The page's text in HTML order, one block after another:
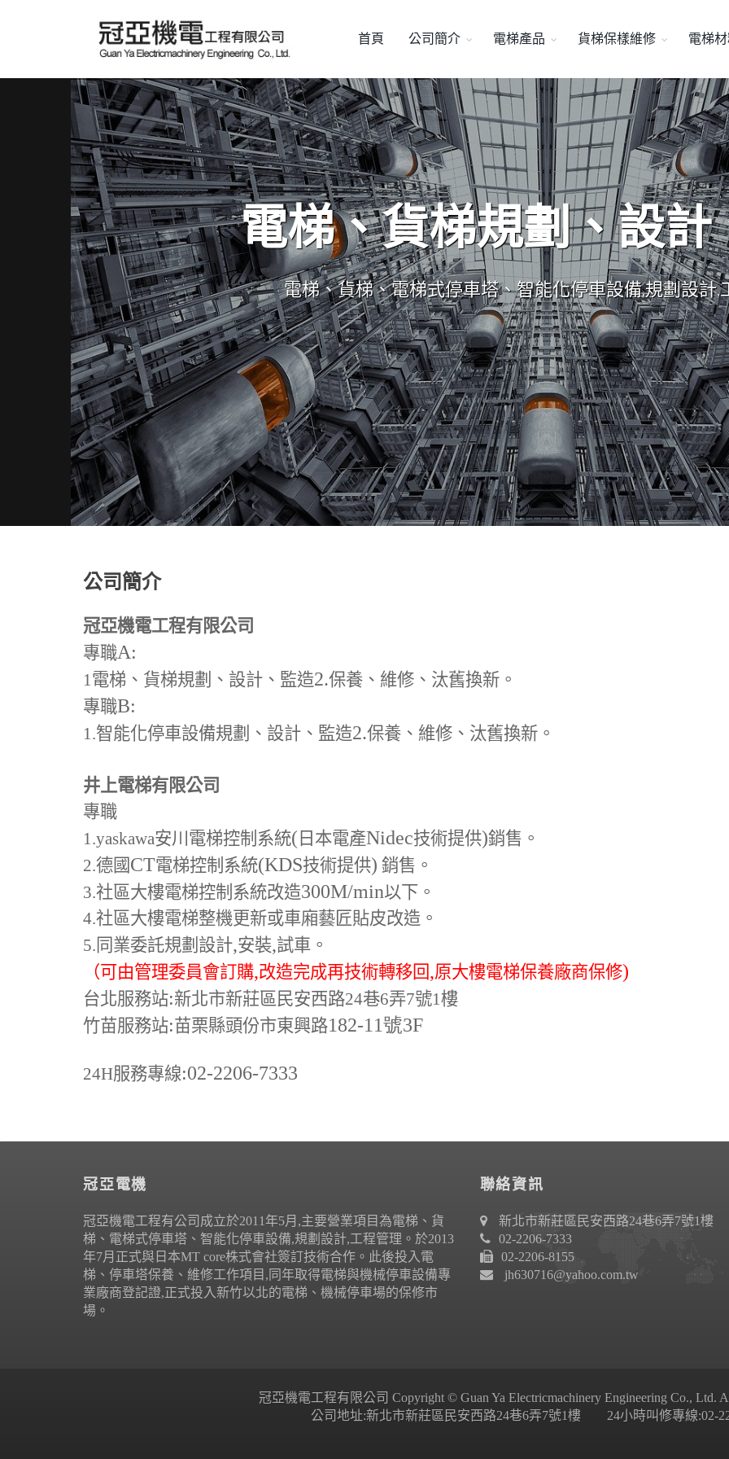
首頁 公司簡介 電梯產品 貨梯保樣維修 電梯
電梯、貨梯規劃、設計
電梯、貨梯、電梯式停車塔、智能化停車設備,規劃設計,
公司簡介
冠亞機電工程有限公司
專職A:
1電梯、貨梯規劃、設計、監造2.保養、維修、汰舊換新。
專職B:
1.智能化停車設備規劃、設計、監造2.保養、維修、汰舊換新。
井上電梯有限公司
專職
1.yaskawa安川電梯控制系統( 日本電產Nidec技術提供)銷售。
2.德國 CT電梯控制系統(KDS技術提供) 銷售。
3.社區大樓電梯控制系統改造300M/min以下。
4.社區大樓電梯整機更新或車廂藝匠貼皮改造。
5. 同業委託規劃設計,安裝,試車。
（可由管理委員會訂購,改造完成再技術轉移回,原大樓電梯保養廠商保修)
台北服務站:新北市新莊區民安西路24巷6弄7號1樓
竹苗服務站:苗栗縣頭份市東興路182-11號3F
24H服務專線:02-2206-7333
冠亞電機
冠亞機電工程有公司成立於2011年5月,主要營業項目為電梯、貨
梯、電梯式停車塔、智能化停車設備,規劃設計,工程管理。於2013
年7月正式與日本MT core株式會社簽訂技術合作。此後投入電
梯、停車塔保養、維修工作項目,同年取得電梯與機械停車設備專
業廠商登記證,正式投入新竹以北的電梯、機械停車場的保修市
場。
聯絡資訊
新北市新莊區民安西路24巷6弄7號1樓
02-2206-7333
02-2206-8155
jh630716@yahoo.com.tw
冠亞機電工程有限公司 Copyright © Guan Ya Electricmachinery Engineering Co., Ltd.
公司地址:新北市新莊區民安西路24巷6弄7號1樓 24小時叫修專線:02-